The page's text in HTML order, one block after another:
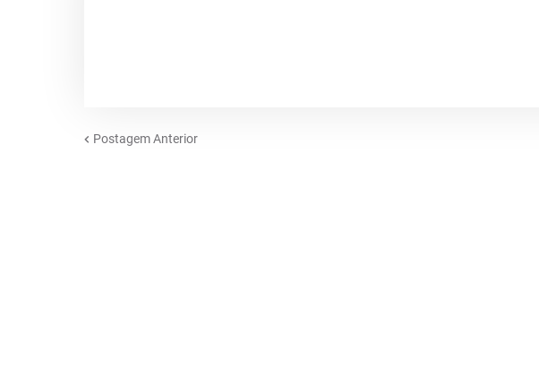
Postagem Anterior